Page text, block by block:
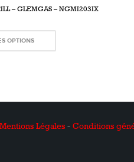
– GLEMGAS – NGMI203IX
OPTIONS
Mentions Légales - Conditions